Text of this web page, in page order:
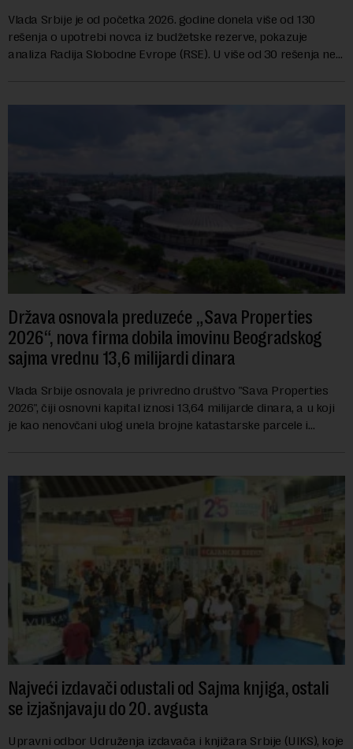
Vlada Srbije je od početka 2026. godine donela više od 130
rešenja o upotrebi novca iz budžetske rezerve, pokazuje
analiza Radija Slobodne Evrope (RSE). U više od 30 rešenja ne
Država osnovala preduzeće „Sava Properties
2026“, nova firma dobila imovinu Beogradskog
sajma vrednu 13,6 milijardi dinara
Vlada Srbije osnovala je privredno društvo "Sava Properties
2026", čiji osnovni kapital iznosi 13,64 milijarde dinara, a u koji
je kao nenovčani ulog unela brojne katastarske parcele i
Najveći izdavači odustali od Sajma knjiga, ostali
se izjašnjavaju do 20. avgusta
Upravni odbor Udruženja izdavača i knjižara Srbije (UIKS), koje